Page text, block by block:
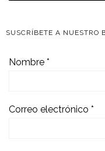
SUSCRÍBETE A NUESTRO
Nombre *
Correo electrónico *